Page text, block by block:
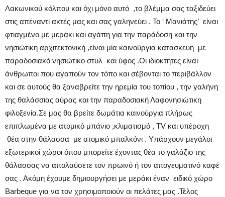
Λακωνικού κόλπου και όχι μόνο αυτό ,το βλέμμα σας ταξιδεύει
στις απέναντι ακτές μας και σας γαληνεύει . Το ‘ Μανιάτης’ είναι
φτιαγμένο με μεράκι και αγάπη για την παράδοση και την
νησιώτικη αρχιτεκτονική ,είναι μία καινούργια κατασκευή με
παραδοσιακό νησιώτικο στυλ και ύφος .Οι ιδιοκτήτες είναι
άνθρωποι που αγαπούν τον τόπο και σέβονται το περιβάλλον
και σε αυτούς θα ξαναβρείτε την ηρεμία του τοπίου , την γαλήνη
της θαλάσσιας αύρας και την παραδοσιακή Λαφονησιώτικη
φιλοξενία.Σε μας θα βρείτε δωμάτια καινούργια πλήρως
επιπλωμένα με ατομικό μπάνιο ,κλιματισμό , TV και υπέροχη
θέα στην θάλασσα με ατομικό μπαλκόνι . Υπάρχουν μεγάλοι
εξωτερικοί χώροι όπου μπορείτε έχοντας θέα το γαλάζιο της
θάλασσας να απολαύσετε τον πρωινό ή τον απογευματινό καφέ
σας . Ακόμη έχουμε δημιουργήσει με μεράκι έναν ειδικό χώρο
Barbeque για να τον χρησιμοποιούν οι πελάτες μας .Τέλος